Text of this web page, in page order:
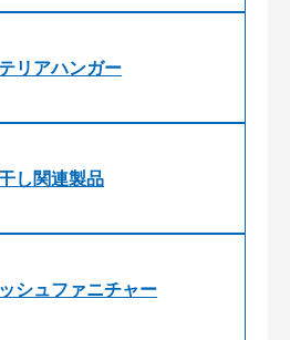
リアハンガー
し関連製品
シュファニチャー